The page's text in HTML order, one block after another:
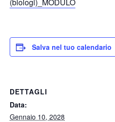
Salva nel tuo calendario
DETTAGLI
Data:
Gennaio 10, 2028